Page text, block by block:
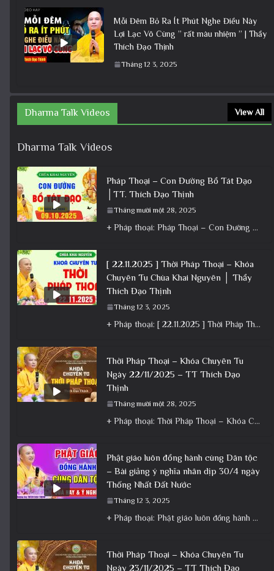
Mỗi Đêm Bỏ Ra Ít Phút Nghe Điều Này
Lợi Lạc Vô Cùng ” rất màu nhiệm ” | Thầy
Thích Đạo Thịnh
Tháng 12 3, 2025
Dharma Talk Videos View All
Dharma Talk Videos
Pháp Thoại – Con Đường Bồ Tát Đạo
│TT. Thích Đạo Thịnh
Tháng mười một 28, 2025
+ Pháp thoại: Pháp Thoại – Con Đường Bồ Tát Đạo │TT. Thích Đạo Thịnh + Album: Pháp Thoại +
[ 22.11.2025 ] Thời Pháp Thoại – Khóa
Chuyên Tu Chùa Khai Nguyên │ Thầy
Thích Đạo Thịnh
Tháng 12 3, 2025
+ Pháp thoại: [ 22.11.2025 ] Thời Pháp Thoại – Khóa Chuyên Tu Chùa Khai Nguyên │ Thầy Thích Đạo
Thời Pháp Thoại – Khóa Chuyên Tu
Ngày 22/11/2025 – TT Thích Đạo
Thịnh
Tháng mười một 28, 2025
+ Pháp thoại: Thời Pháp Thoại – Khóa Chuyên Tu Ngày 22/11/2025 – TT Thích Đạo Thịnh + Album: Pháp
Phật giáo luôn đồng hành cùng Dân tộc
– Bài giảng ý nghĩa nhân dịp 30/4 ngày
Thống Nhất Đất Nước
Tháng 12 3, 2025
+ Pháp thoại: Phật giáo luôn đồng hành cùng Dân tộc – Bài giảng ý nghĩa nhân dịp 30/4 ngày
Thời Pháp Thoại – Khóa Chuyên Tu
Ngày 23/11/2025 – TT Thích Đạo